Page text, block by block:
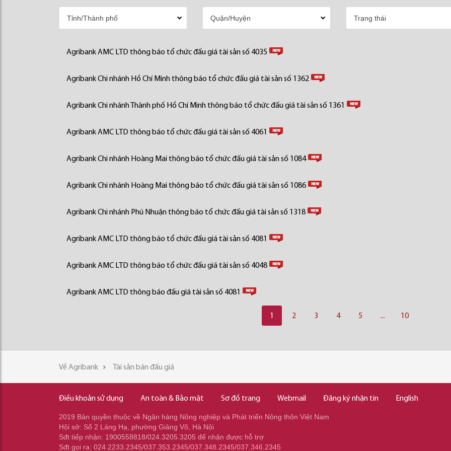
Agribank AMC LTD thông báo tổ chức đấu giá tài sản số 4035
Agribank Chi nhánh Hồ Chí Minh thông báo tổ chức đấu giá tài sản số 1362
Agribank Chi nhánh Thành phố Hồ Chí Minh thông báo tổ chức đấu giá tài sản số 1361
Agribank AMC LTD thông báo tổ chức đấu giá tài sản số 4061
Agribank Chi nhánh Hoàng Mai thông báo tổ chức đấu giá tài sản số 1084
Agribank Chi nhánh Hoàng Mai thông báo tổ chức đấu giá tài sản số 1086
Agribank Chi nhánh Phú Nhuận thông báo tổ chức đấu giá tài sản số 1318
Agribank AMC LTD thông báo tổ chức đấu giá tài sản số 4081
Agribank AMC LTD thông báo tổ chức đấu giá tài sản số 4048
Agribank AMC LTD thông báo đấu giá tài sản số 4081
1 2 3 4 5 ... 10
Về Agribank Tài sản bán đấu giá
Điều khoản sử dụng An toàn & Bảo mật Sơ đồ trang Webmail Đăng ký nhận tin English
2019 Bản quyền thuộc về Ngân hàng Nông nghiệp và Phát triển Nông thôn Việt Nam
Hội sở: Số 2 Láng Hạ, phường Giảng Võ, Hà Nội
Sđt tiếp nhận: 1900558818/024.3205.3205 để nhận được hỗ trợ
Sđt gọi ra: 024.2233.2345/037.353.2345/037.348.2345/037.346.2345